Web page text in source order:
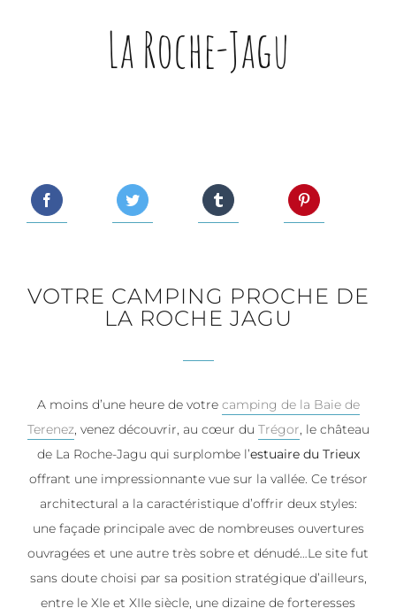
La Roche-Jagu
VOTRE CAMPING PROCHE DE
LA ROCHE JAGU
A moins d’une heure de votre camping de la Baie de
Terenez, venez découvrir, au cœur du Trégor, le château
de La Roche-Jagu qui surplombe l’estuaire du Trieux
offrant une impressionnante vue sur la vallée. Ce trésor
architectural a la caractéristique d’offrir deux styles:
une façade principale avec de nombreuses ouvertures
ouvragées et une autre très sobre et dénudé…Le site fut
sans doute choisi par sa position stratégique d’ailleurs,
entre le XIe et XIIe siècle, une dizaine de forteresses